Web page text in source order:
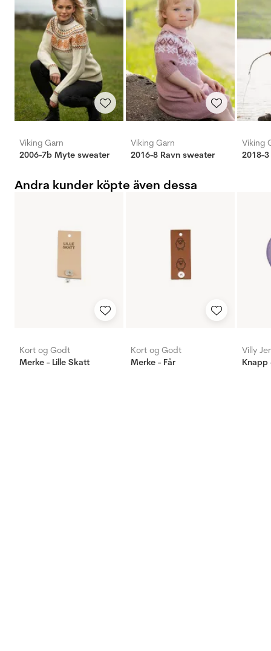
Viking Garn
2006-7b Myte sweater
Viking Garn
2016-8 Ravn sweater
Viking
2018-
Andra kunder köpte även dessa
Kort og Godt
Merke - Lille Skatt
Kort og Godt
Merke - Får
Villy
Knapp